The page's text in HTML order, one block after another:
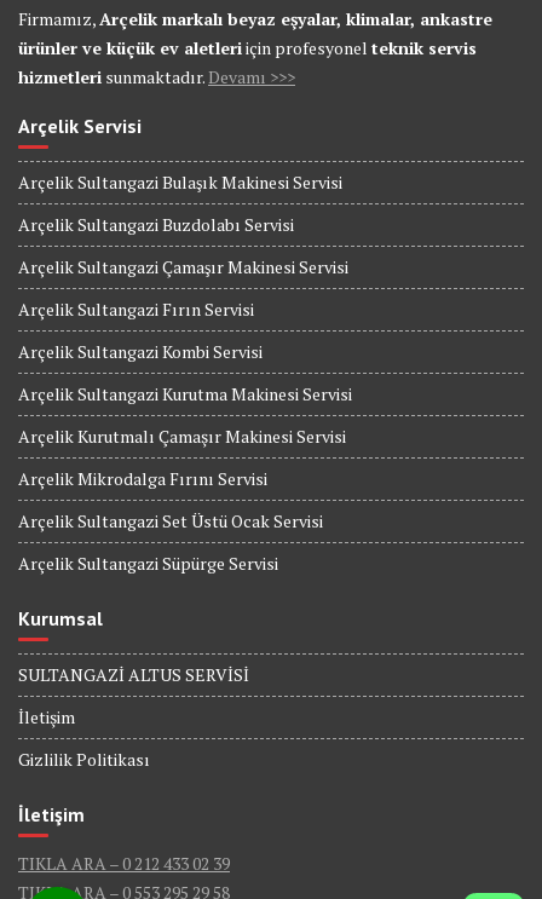
Firmamız,Arçelik markalı beyaz eşyalar, klimalar, ankastre
ürünler ve küçük ev aletleriiçin profesyonel teknik servis
hizmetleri sunmaktadır.Devamı >>>
Arçelik Servisi
Arçelik Sultangazi Bulaşık Makinesi Servisi
Arçelik Sultangazi Buzdolabı Servisi
Arçelik Sultangazi Çamaşır Makinesi Servisi
Arçelik Sultangazi Fırın Servisi
Arçelik Sultangazi Kombi Servisi
Arçelik Sultangazi Kurutma Makinesi Servisi
Arçelik Kurutmalı Çamaşır Makinesi Servisi
Arçelik Mikrodalga Fırını Servisi
Arçelik Sultangazi Set Üstü Ocak Servisi
Arçelik Sultangazi Süpürge Servisi
Kurumsal
SULTANGAZİ ALTUS SERVİSİ
İletişim
Gizlilik Politikası
İletişim
TIKLA ARA – 0 212 433 02 39
TIKLA ARA – 0 553 295 29 58